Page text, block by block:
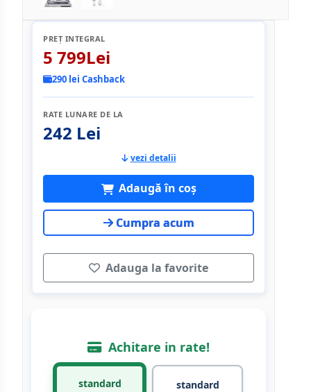
PREȚ INTEGRAL
5 799Lei
290 lei Cashback
RATE LUNARE DE LA
242 Lei
vezi detalii
Adaugă în coș
Cumpra acum
Adauga la favorite
Achitare in rate!
standard standard